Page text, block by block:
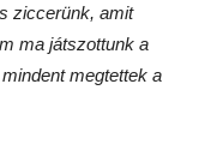
ziccerünk, amit
ma játszottunk a
megtettek a